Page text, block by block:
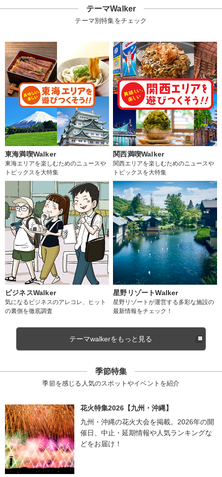
テーマWalker
テーマ別特集をチェック
東海満喫Walker
東海エリアを楽しむためのニュースや
トピックスを大特集
関西満喫Walker
関西エリアを楽しむためのニュースや
トピックスを大特集
ビジネスWalker
気になるビジネスのアレコレ、ヒット
の裏側を徹底調査
星野リゾートWalker
星野リゾートが運営する多彩な施設の
最新情報をチェック！
テーマwalkerをもっと見る
季節特集
季節を感じる人気のスポットやイベントを紹介
花火特集2026【九州・沖縄】
九州・沖縄の花火大会を掲載。2026年の開
催日、中止・延期情報や人気ランキングな
どをお届け！